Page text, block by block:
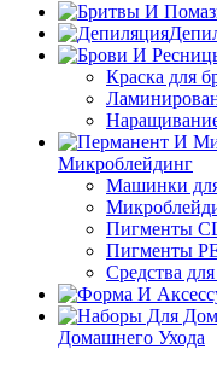
Краска для
Микроблейдинг
Машинки
Пигменты
Пигменты
Средства
Домашнего Ухода